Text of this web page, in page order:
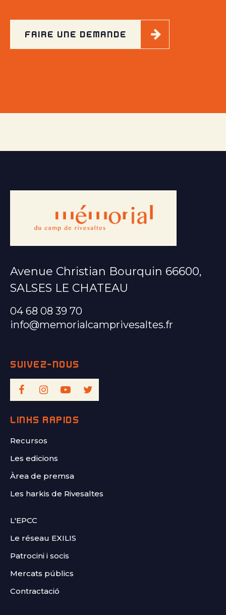
FAIRE UNE DEMANDE
Avenue Christian Bourquin 66600,
SALSES LE CHATEAU
04 68 08 39 70
info@memorialcamprivesaltes.fr
LINKS RÀPIDS
Recursos
Les edicions
Àrea de premsa
Les harkis de Rivesaltes
FOOTER
L'EPCC
Le réseau EXILIS
Patrocini i socis
Mercats públics
Contractació